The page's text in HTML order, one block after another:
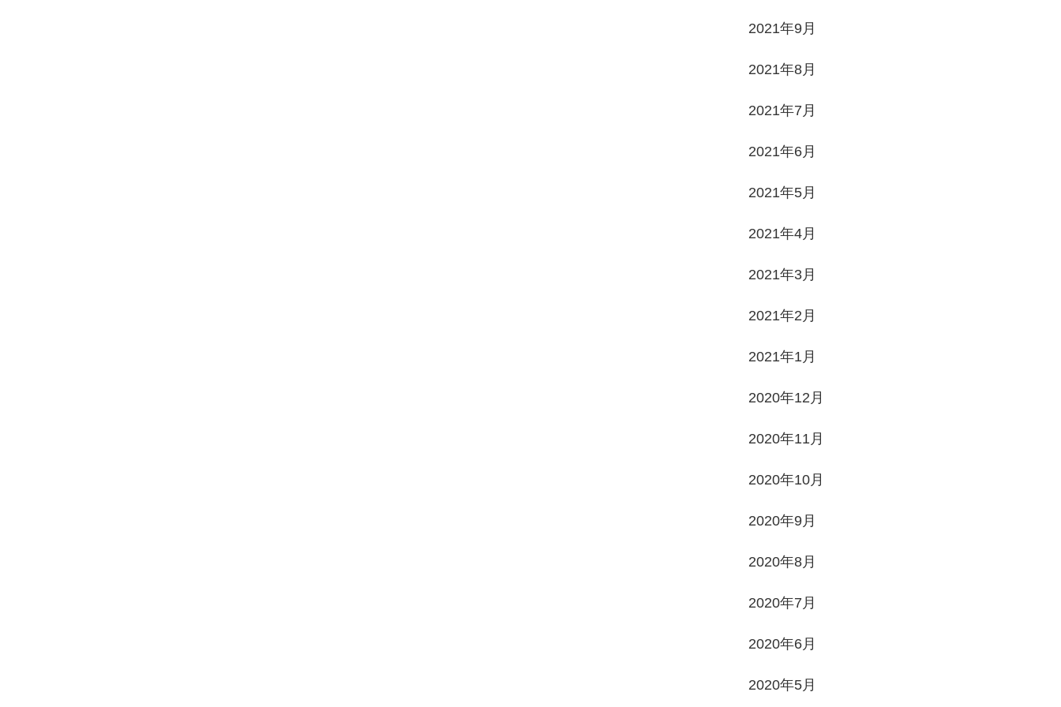
2021年9月
2021年8月
2021年7月
2021年6月
2021年5月
2021年4月
2021年3月
2021年2月
2021年1月
2020年12月
2020年11月
2020年10月
2020年9月
2020年8月
2020年7月
2020年6月
2020年5月